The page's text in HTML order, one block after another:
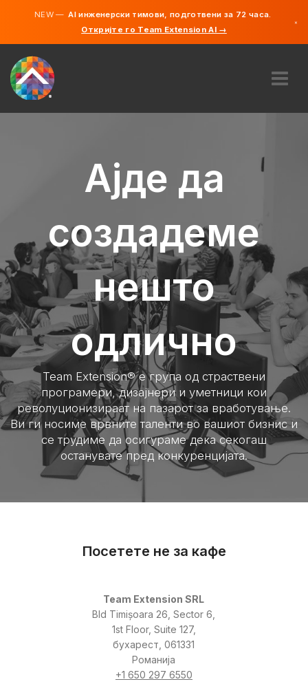
NEW —AI инженерски тимови, подготвени за 72 часа.
Откријте го Team Extension AI →
×
СЕВЕРНА МАКЕДОНИЈА
MK
ЗАПОЧНЕТЕ
Ајде да
создадеме
нешто
одлично
Team Extension® е група од страствени
програмери, дизајнери и уметници кои
револуционизираат на пазарот за вработување.
Ви ги носиме врвните таленти во вашиот бизнис и
се трудиме да осигураме дека секогаш
останувате пред конкуренцијата.
Посетете не за кафе
Team Extension SRL
Bld Timișoara 26, Sector 6,
1st Floor, Suite 127,
бухарест, 061331
Романија
+1 650 297 6550